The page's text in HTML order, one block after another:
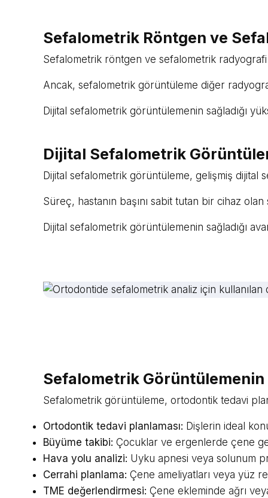
Sefalometrik Röntgen ve
Sefalometrik röntgen ve sefalometrik radyografi
Ancak, sefalometrik görüntüleme diğer
Dijital sefalometrik görüntülemenin sağladığı
Dijital Sefalometrik
Dijital sefalometrik görüntüleme, gelişmiş dijital
Süreç, hastanın başını sabit tutan bir cihaz
Dijital sefalometrik görüntülemenin sağladığı
Sefalometrik Görüntülemenin
Sefalometrik görüntüleme, ortodontik tedavi
Ortodontik tedavi planlaması: Dişlerin ideal
Büyüme takibi: Çocuklar ve ergenlerde çene
Hava yolu analizi: Uyku apnesi veya solunum
Cerrahi planlama: Çene ameliyatları veya yüz
TME değerlendirmesi: Çene ekleminde ağrı